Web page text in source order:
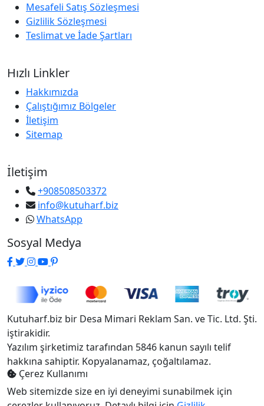
Mesafeli Satış Sözleşmesi
Gizlilik Sözleşmesi
Teslimat ve İade Şartları
Hızlı Linkler
Hakkımızda
Çalıştığımız Bölgeler
İletişim
Sitemap
İletişim
+908508503372
info@kutuharf.biz
WhatsApp
Sosyal Medya
Kutuharf.biz bir Desa Mimari Reklam San. ve Tic. Ltd. Şti.
iştirakidir.
Yazılım şirketimiz tarafından 5846 kanun sayılı telif
hakkına sahiptir. Kopyalanamaz, çoğaltılamaz.
Çerez Kullanımı
Web sitemizde size en iyi deneyimi sunabilmek için